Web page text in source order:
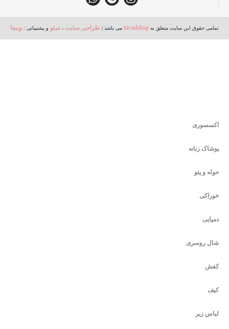
تمامی حقوق این سایت متعلق به hivadshop می باشد | طراحی سایت ، سئو و پشتیبانی : وبیفا
اکسسوری
پوشاک زنانه
حوله و پتو
خوراکی
دمپایی
شال روسری
کفش
کیف
لباس زیر